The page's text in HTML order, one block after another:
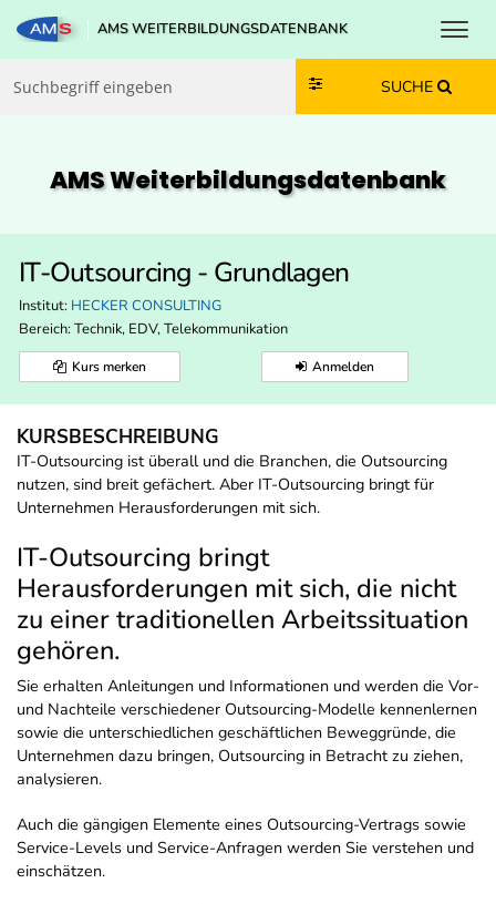
Zum Inhalt springen
Zum Navmenü springen
Zur Suche springen
Zur Footer springen
AMS WEITERBILDUNGSDATENBANK
SUCHE
AMS Weiterbildungs­datenbank
IT-Outsourcing - Grundlagen
Institut: HECKER CONSULTING
Bereich: Technik, EDV, Telekommunikation
Kurs merken Anmelden
KURSBESCHREIBUNG
IT-Outsourcing ist überall und die Branchen, die Outsourcing
nutzen, sind breit gefächert. Aber IT-Outsourcing bringt für
Unternehmen Herausforderungen mit sich.
IT-Outsourcing bringt
Herausforderungen mit sich, die nicht
zu einer traditionellen Arbeitssituation
gehören.
Sie erhalten Anleitungen und Informationen und werden die Vor-
und Nachteile verschiedener Outsourcing-Modelle kennenlernen
sowie die unterschiedlichen geschäftlichen Beweggründe, die
Unternehmen dazu bringen, Outsourcing in Betracht zu ziehen,
analysieren.
Auch die gängigen Elemente eines Outsourcing-Vertrags sowie
Service-Levels und Service-Anfragen werden Sie verstehen und
einschätzen.